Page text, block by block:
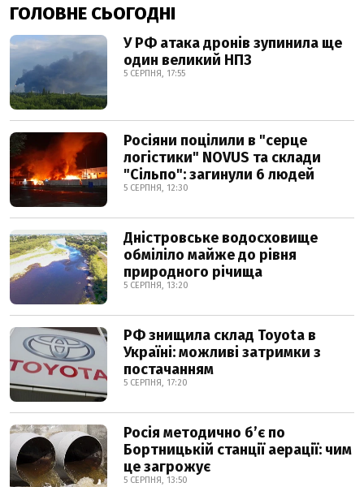
ГОЛОВНЕ СЬОГОДНІ
У РФ атака дронів зупинила ще
один великий НПЗ
5 СЕРПНЯ, 17:55
Росіяни поцілили в "серце
логістики" NOVUS та склади
"Сільпо": загинули 6 людей
5 СЕРПНЯ, 12:30
Дністровське водосховище
обміліло майже до рівня
природного річища
5 СЕРПНЯ, 13:20
РФ знищила склад Toyota в
Україні: можливі затримки з
постачанням
5 СЕРПНЯ, 17:20
Росія методично б’є по
Бортницькій станції аерації: чим
це загрожує
5 СЕРПНЯ, 13:50